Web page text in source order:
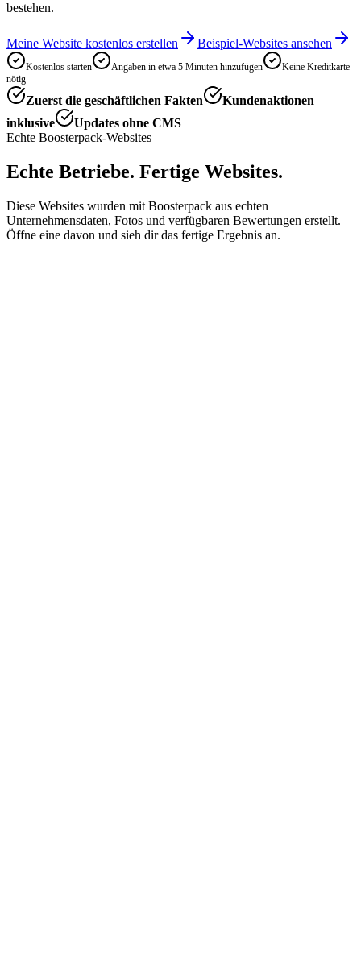
bestehen.
Meine Website kostenlos erstellen Beispiel-Websites ansehen
Kostenlos starten Angaben in etwa 5 Minuten hinzufügen
Keine Kreditkarte
nötig
Zuerst die geschäftlichen Fakten
Kundenaktionen
inklusive
Updates ohne CMS
Echte Boosterpack-Websites
Echte Betriebe. Fertige Websites.
Diese Websites wurden mit Boosterpack aus echten
Unternehmensdaten, Fotos und verfügbaren Bewertungen erstellt.
Öffne eine davon und sieh dir das fertige Ergebnis an.